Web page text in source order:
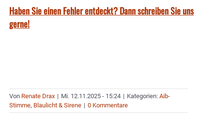
Haben Sie einen Fehler entdeckt? Dann schreiben Sie uns
gerne!
Von Renate Drax | Mi. 12.11.2025 - 15:24 | Kategorien: Aib-
Stimme, Blaulicht & Sirene | 0 Kommentare